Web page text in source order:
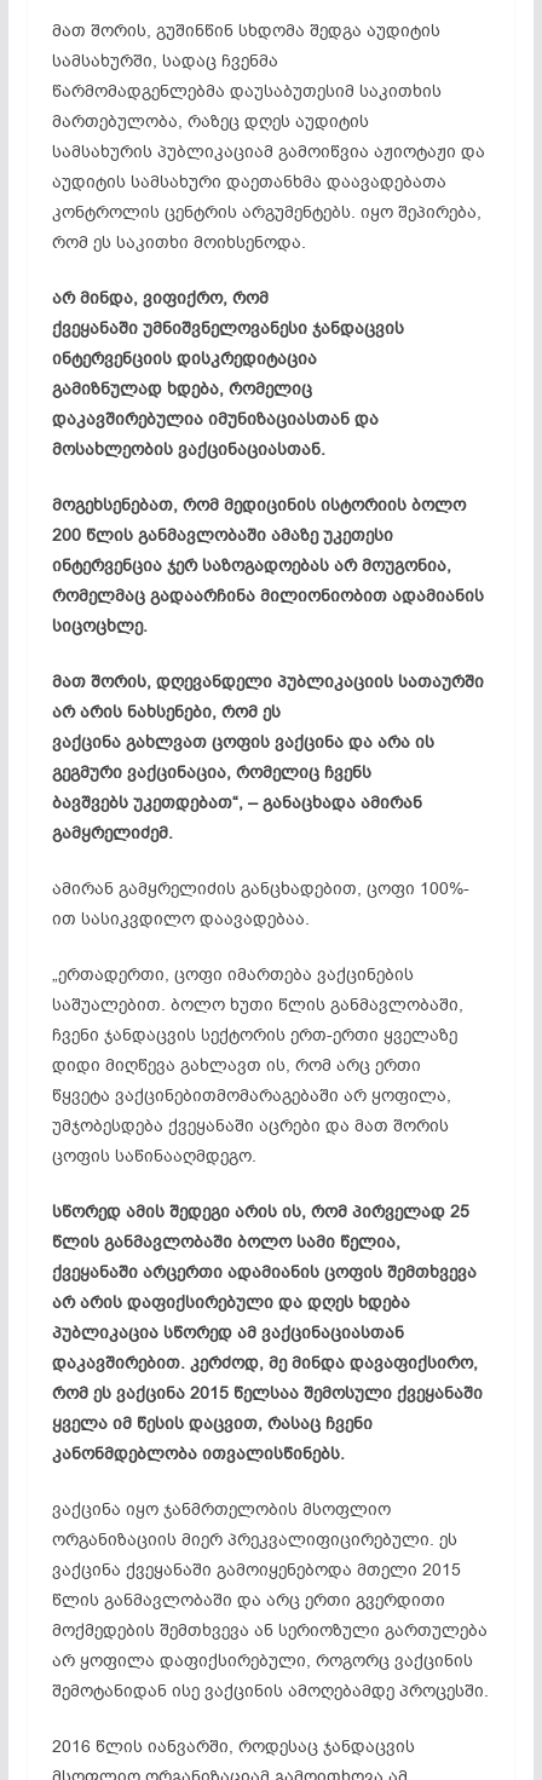
მათ შორის, გუშინწინ სხდომა შედგა აუდიტის
სამსახურში, სადაც ჩვენმა
წარმომადგენლებმა დაუსაბუთესიმ საკითხის
მართებულობა, რაზეც დღეს აუდიტის
სამსახურის პუბლიკაციამ გამოიწვია აჟიოტაჟი და
აუდიტის სამსახური დაეთანხმა დაავადებათა
კონტროლის ცენტრის არგუმენტებს. იყო შეპირება,
რომ ეს საკითხი მოიხსენოდა.
არ მინდა, ვიფიქრო, რომ
ქვეყანაში უმნიშვნელოვანესიჯანდაცვის
ინტერვენციის დისკრედიტაცია
გამიზნულადხდება, რომელიც
დაკავშირებულია იმუნიზაციასთანდა
მოსახლეობის ვაქცინაციასთან.
მოგეხსენებათ, რომ მედიცინის ისტორიის ბოლო
200 წლის განმავლობაში ამაზე უკეთესი
ინტერვენცია ჯერ საზოგადოებას არ მოუგონია,
რომელმაც გადაარჩინა მილიონიობითადამიანის
სიცოცხლე.
მათ შორის, დღევანდელი პუბლიკაციის სათაურში
არ არის ნახსენები, რომ ეს
ვაქცინა გახლვათცოფის ვაქცინა და არა ის
გეგმური ვაქცინაცია, რომელიც ჩვენს
ბავშვებს უკეთდებათ“, – განაცხადა ამირან
გამყრელიძემ.
ამირან გამყრელიძის განცხადებით, ცოფი 100%-
ით სასიკვდილო დაავადებაა.
„ერთადერთი, ცოფი იმართება ვაქცინების
საშუალებით. ბოლო ხუთი წლის განმავლობაში,
ჩვენი ჯანდაცვის სექტორის ერთ-ერთი ყველაზე
დიდი მიღწევა გახლავთ ის, რომ არც ერთი
წყვეტა ვაქცინებითმომარაგებაში არ ყოფილა,
უმჯობესდება ქვეყანაში აცრები და მათ შორის
ცოფის საწინააღმდეგო.
სწორედ ამის შედეგი არის ის, რომ პირველად 25
წლის განმავლობაში ბოლო სამი წელია,
ქვეყანაში არცერთი ადამიანის ცოფის შემთხვევა
არ არის დაფიქსირებული და დღეს ხდება
პუბლიკაცია სწორედ ამ ვაქცინაციასთან
დაკავშირებით. კერძოდ, მე მინდა დავაფიქსირო,
რომ ეს ვაქცინა 2015 წელსაა შემოსული ქვეყანაში
ყველა იმ წესის დაცვით, რასაც ჩვენი
კანონმდებლობა ითვალისწინებს.
ვაქცინა იყო ჯანმრთელობის მსოფლიო
ორგანიზაციის მიერ პრეკვალიფიცირებული. ეს
ვაქცინა ქვეყანაში გამოიყენებოდა მთელი 2015
წლის განმავლობაში და არც ერთი გვერდითი
მოქმედების შემთხვევა ან სერიოზული გართულება
არ ყოფილა დაფიქსირებული, როგორც ვაქცინის
შემოტანიდან ისე ვაქცინის ამოღებამდე პროცესში.
2016 წლის იანვარში, როდესაც ჯანდაცვის